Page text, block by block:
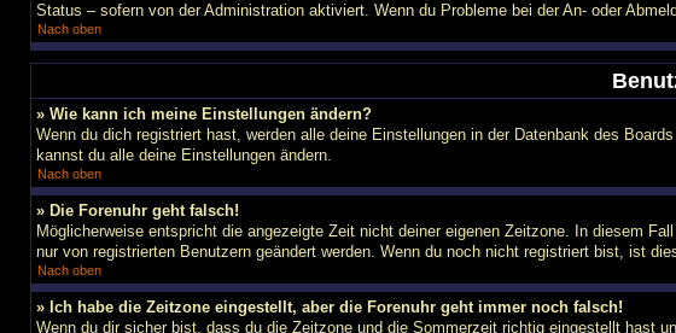
Status – sofern von der Administration aktiviert. Wenn du Probleme bei der An- oder
Nach oben
» Wie kann ich meine Einstellungen ändern?
Wenn du dich registriert hast, werden alle deine Einstellungen in der Datenbank des
kannst du alle deine Einstellungen ändern.
Nach oben
» Die Forenuhr geht falsch!
Möglicherweise entspricht die angezeigte Zeit nicht deiner eigenen Zeitzone. In diesem
nur von registrierten Benutzern geändert werden. Wenn du noch nicht registriert bist, ist
Nach oben
» Ich habe die Zeitzone eingestellt, aber die Forenuhr geht immer noch falsch!
Wenn du dir sicher bist, dass du die Zeitzone und die Sommerzeit richtig eingestellt hast